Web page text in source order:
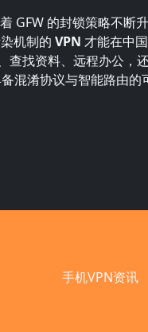
GFW 的封锁策略不断
机制的 VPN 才能在中
查找资料、远程办公，
混淆协议与智能路由的
手机VPN资讯